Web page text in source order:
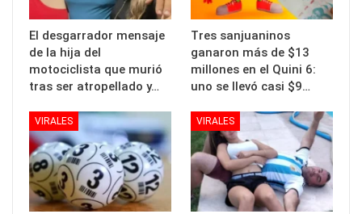
El desgarrador mensaje
de la hija del
motociclista que murió
tras ser atropellado y…
Tres sanjuaninos
ganaron más de $13
millones en el Quini 6:
uno se llevó casi $9…
VIRALES VIRALES